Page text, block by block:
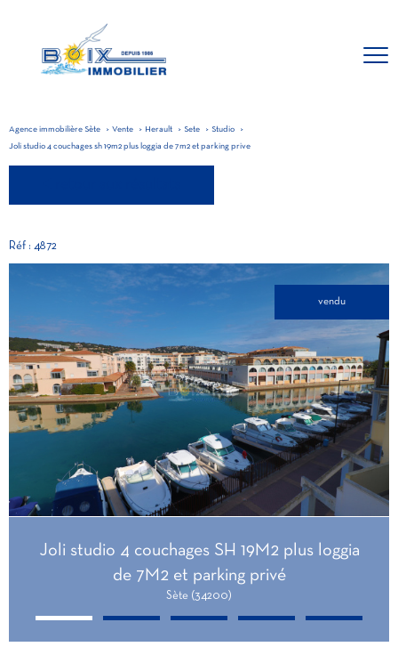
Agence immobilière Sète Vente Herault Sete Studio
Joli studio 4 couchages sh 19m2 plus loggia de 7m2 et parking prive
Réf : 4872
vendu
Joli studio 4 couchages SH 19M2 plus loggia
de 7M2 et parking privé
Sète (34200)